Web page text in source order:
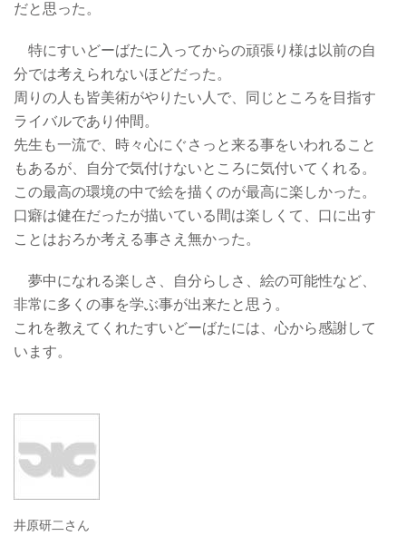
だと思った。
特にすいどーばたに入ってからの頑張り様は以前の自
分では考えられないほどだった。
周りの人も皆美術がやりたい人で、同じところを目指す
ライバルであり仲間。
先生も一流で、時々心にぐさっと来る事をいわれること
もあるが、自分で気付けないところに気付いてくれる。
この最高の環境の中で絵を描くのが最高に楽しかった。
口癖は健在だったが描いている間は楽しくて、口に出す
ことはおろか考える事さえ無かった。
夢中になれる楽しさ、自分らしさ、絵の可能性など、
非常に多くの事を学ぶ事が出来たと思う。
これを教えてくれたすいどーばたには、心から感謝して
います。
井原研二さん